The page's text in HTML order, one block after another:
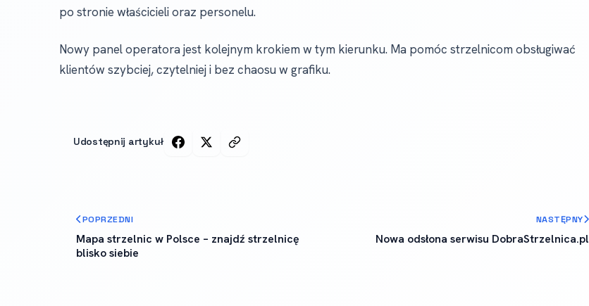
po stronie właścicieli oraz personelu.
Nowy panel operatora jest kolejnym krokiem w tym kierunku. Ma pomóc strzelnicom obsługiwać
klientów szybciej, czytelniej i bez chaosu w grafiku.
Udostępnij artykuł
POPRZEDNI
Mapa strzelnic w Polsce – znajdź strzelnicę
blisko siebie
NASTĘPNY
Nowa odsłona serwisu DobraStrzelnica.pl